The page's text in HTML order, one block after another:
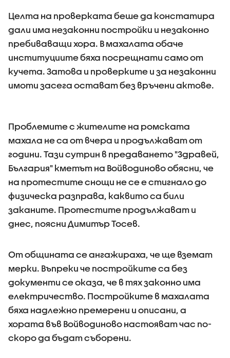
Целта на проверката беше да констатира
дали има незаконни постройки и незаконно
пребиваващи хора. В махалата обаче
институциите бяха посрещнати само от
кучета. Затова и проверките и за незаконни
имоти засега остават без връчени актове.
Проблемите с жителите на ромската
махала не са от вчера и продължават от
години. Тази сутрин в предаването "Здравей,
България" кметът на Войводиново обясни, че
на протестите снощи не се е стигнало до
физическа разправа, каквито са били
заканите. Протестите продължават и
днес, поясни Димитър Тосев.
От общината се ангажираха, че ще вземат
мерки. Въпреки че постройките са без
документи се оказа, че в тях законно има
електричество. Постройките в махалата
бяха надлежно премерени и описани, а
хората във Войводиново настояват час по-
скоро да бъдат съборени.